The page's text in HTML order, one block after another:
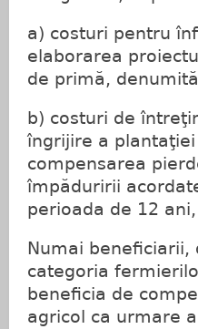
a) costuri pentru
elaborarea
de primă, denumită
b) costuri de
îngrijire a
compensarea
împăduririi
perioada de 12
Numai
categoria
beneficia de
agricol ca urmare